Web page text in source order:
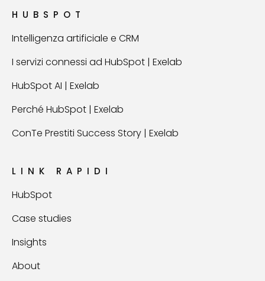
HUBSPOT
Intelligenza artificiale e CRM
I servizi connessi ad HubSpot | Exelab
HubSpot AI | Exelab
Perché HubSpot | Exelab
ConTe Prestiti Success Story | Exelab
LINK RAPIDI
HubSpot
Case studies
Insights
About